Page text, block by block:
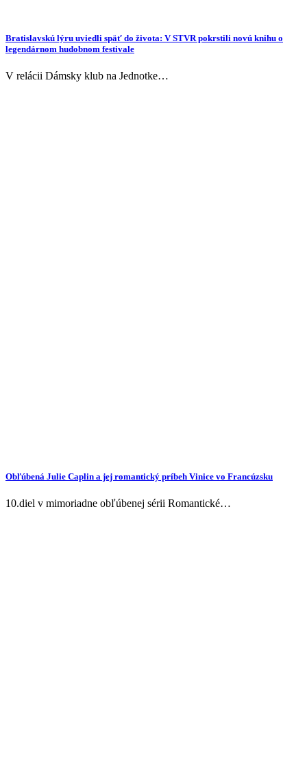
Bratislavskú lýru uviedli späť do života: V STVR pokrstili novú knihu o
legendárnom hudobnom festivale
V relácii Dámsky klub na Jednotke…
Obľúbená Julie Caplin a jej romantický príbeh Vinice vo Francúzsku
10.diel v mimoriadne obľúbenej sérii Romantické…